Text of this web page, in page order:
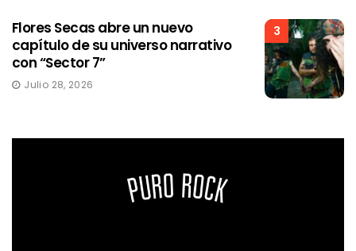
3
Flores Secas abre un nuevo
capítulo de su universo narrativo
con “Sector 7”
Julio 28, 2026